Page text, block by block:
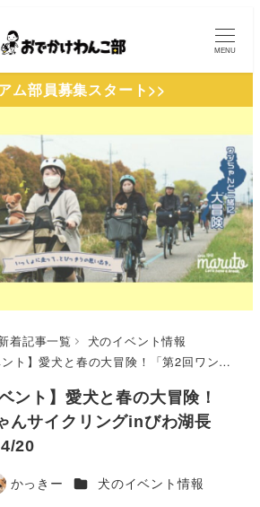
MENU
ム部員募集スタート>>
着記事一覧
犬のイベント情報
大冒険！「第2回ワンちゃんサイクリングinびわ湖長浜」（豊公園）4/20
ント】愛犬と春の大冒険！
んサイクリングinびわ湖長
20
かっきー カテゴリー
犬のイベント情報